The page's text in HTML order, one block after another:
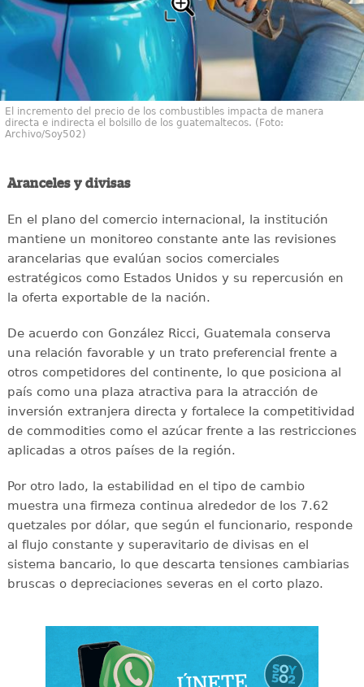
El incremento del precio de los combustibles impacta de manera
directa e indirecta el bolsillo de los guatemaltecos. (Foto:
Archivo/Soy502)
Aranceles y divisas
En el plano del comercio internacional, la institución
mantiene un monitoreo constante ante las revisiones
arancelarias que evalúan socios comerciales
estratégicos como Estados Unidos y su repercusión en
la oferta exportable de la nación.
De acuerdo con González Ricci, Guatemala conserva
una relación favorable y un trato preferencial frente a
otros competidores del continente, lo que posiciona al
país como una plaza atractiva para la atracción de
inversión extranjera directa y fortalece la competitividad
de commodities como el azúcar frente a las restricciones
aplicadas a otros países de la región.
Por otro lado, la estabilidad en el tipo de cambio
muestra una firmeza continua alrededor de los 7.62
quetzales por dólar, que según el funcionario, responde
al flujo constante y superavitario de divisas en el
sistema bancario, lo que descarta tensiones cambiarias
bruscas o depreciaciones severas en el corto plazo.